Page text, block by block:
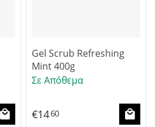
Gel Scrub Refreshing
Mint 400g
Σε Απόθεμα
€1460